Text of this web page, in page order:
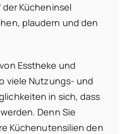
Kücheninsel
plaudern und den
Esstheke und
viele Nutzungs- und
in sich, dass
Denn Sie
Küchenutensilien den